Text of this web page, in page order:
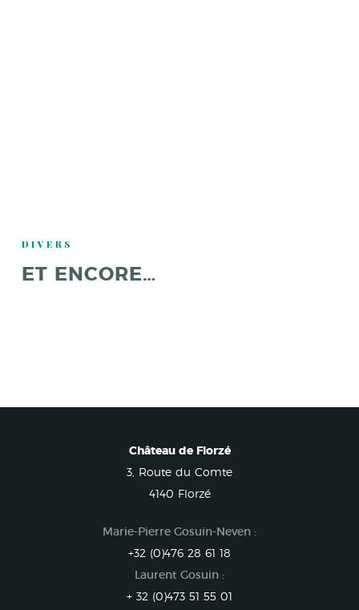
DIVERS
ET ENCORE…
Château de Florzé
3, Route du Comte
4140 Florzé
Marie-Pierre Gosuin-Neven :
+32 (0)476 28 61 18
Laurent Gosuin :
+ 32 (0)473 51 55 01